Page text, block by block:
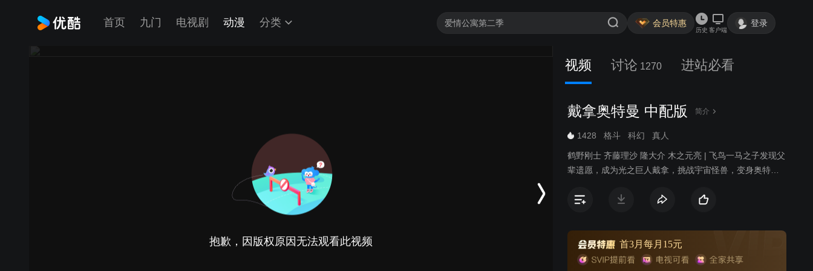
首页 九门 电视剧 动漫 分类 会员特惠
历史 客户端
登录
抱歉，因版权原因无法观看此视频
视频 讨论 1270 进站必看
戴拿奥特曼 中配版 简介
1428 格斗 科幻 真人
鹤野刚士 齐藤理沙 隆大介 木之元亮 | 飞鸟一马之子发现父
辈遗愿，成为光之巨人戴拿，挑战宇宙怪兽，变身奥特曼
首3月每月15元